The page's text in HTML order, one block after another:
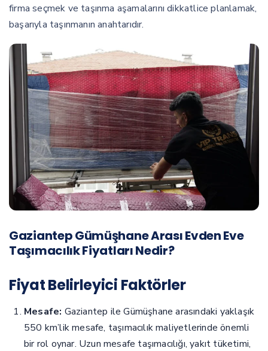
firma seçmek ve taşınma aşamalarını dikkatlice planlamak,
başarıyla taşınmanın anahtarıdır.
Gaziantep Gümüşhane Arası Evden Eve
Taşımacılık Fiyatları Nedir?
Fiyat Belirleyici Faktörler
Mesafe: Gaziantep ile Gümüşhane arasındaki yaklaşık
550 km’lik mesafe, taşımacılık maliyetlerinde önemli
bir rol oynar. Uzun mesafe taşımacılığı, yakıt tüketimi,